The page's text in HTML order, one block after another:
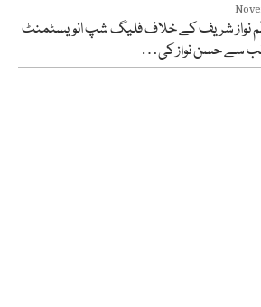
نواز شریف کے خلاف فلیگ شپ انویسٹمنٹ
سے حسن نواز کی…